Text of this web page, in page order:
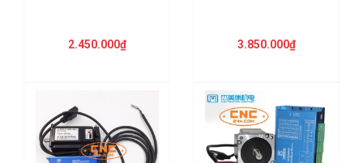
2.450.000₫ 3.850.000₫